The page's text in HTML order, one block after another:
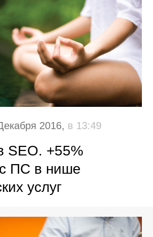
2016, в 13:49
SEO. +55%
ПС в нише
услуг